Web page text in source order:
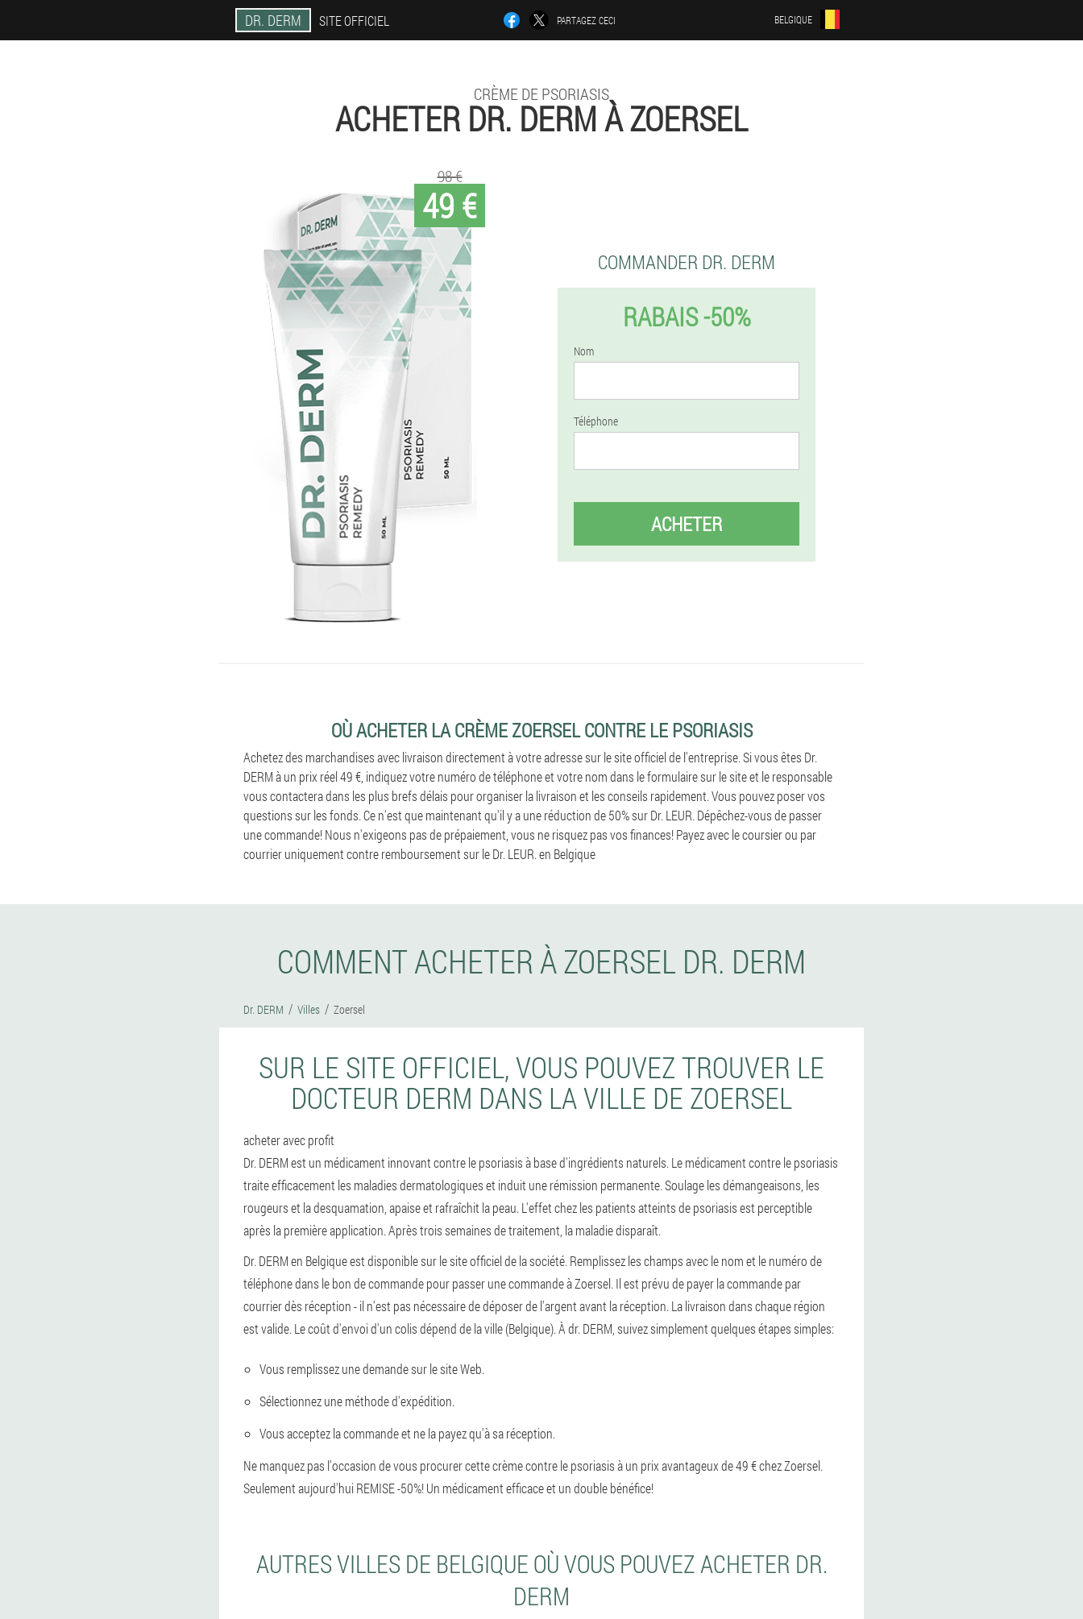
DR. DERM SITE OFFICIEL PARTAGEZ CECI BELGIQUE
CRÈME DE PSORIASIS
ACHETER DR. DERM À ZOERSEL
49 €
98 €
COMMANDER DR. DERM
RABAIS -50%
Nom
Téléphone
ACHETER
OÙ ACHETER LA CRÈME ZOERSEL CONTRE LE PSORIASIS
Achetez des marchandises avec livraison directement à votre adresse sur le site officiel de l'entreprise. Si vous êtes Dr.
DERM à un prix réel 49 €, indiquez votre numéro de téléphone et votre nom dans le formulaire sur le site et le responsable
vous contactera dans les plus brefs délais pour organiser la livraison et les conseils rapidement. Vous pouvez poser vos
questions sur les fonds. Ce n'est que maintenant qu'il y a une réduction de 50% sur Dr. LEUR. Dépêchez-vous de passer
une commande! Nous n'exigeons pas de prépaiement, vous ne risquez pas vos finances! Payez avec le coursier ou par
courrier uniquement contre remboursement sur le Dr. LEUR. en Belgique
COMMENT ACHETER À ZOERSEL DR. DERM
Dr. DERM Villes Zoersel
SUR LE SITE OFFICIEL, VOUS POUVEZ TROUVER LE
DOCTEUR DERM DANS LA VILLE DE ZOERSEL
acheter avec profit
Dr. DERM est un médicament innovant contre le psoriasis à base d'ingrédients naturels. Le médicament contre le psoriasis
traite efficacement les maladies dermatologiques et induit une rémission permanente. Soulage les démangeaisons, les
rougeurs et la desquamation, apaise et rafraîchit la peau. L'effet chez les patients atteints de psoriasis est perceptible
après la première application. Après trois semaines de traitement, la maladie disparaît.
Dr. DERM en Belgique est disponible sur le site officiel de la société. Remplissez les champs avec le nom et le numéro de
téléphone dans le bon de commande pour passer une commande à Zoersel. Il est prévu de payer la commande par
courrier dès réception - il n'est pas nécessaire de déposer de l'argent avant la réception. La livraison dans chaque région
est valide. Le coût d'envoi d'un colis dépend de la ville (Belgique). À dr. DERM, suivez simplement quelques étapes simples:
Vous remplissez une demande sur le site Web.
Sélectionnez une méthode d'expédition.
Vous acceptez la commande et ne la payez qu'à sa réception.
Ne manquez pas l'occasion de vous procurer cette crème contre le psoriasis à un prix avantageux de 49 € chez Zoersel.
Seulement aujourd'hui REMISE -50%! Un médicament efficace et un double bénéfice!
AUTRES VILLES DE BELGIQUE OÙ VOUS POUVEZ ACHETER DR.
DERM